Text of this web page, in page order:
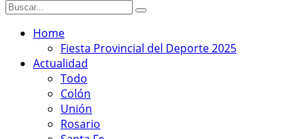
Home
Fiesta Provincial del Deporte 2025
Actualidad
Todo
Colón
Unión
Rosario